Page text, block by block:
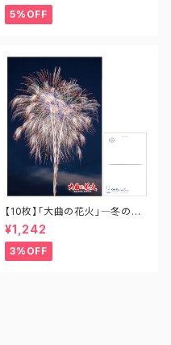
5%OFF
【10枚】「大曲の花火」―冬の章
― 新作花火コレクション ポスト
カード PO-SH-007
¥1,242
3%OFF